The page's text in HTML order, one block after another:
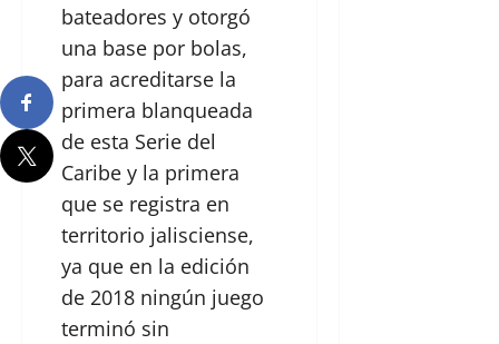
bateadores y otorgó
una base por bolas,
para acreditarse la
primera blanqueada
de esta Serie del
Caribe y la primera
que se registra en
territorio jalisciense,
ya que en la edición
de 2018 ningún juego
terminó sin